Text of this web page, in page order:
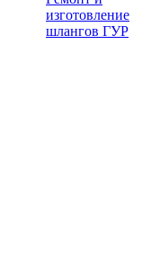
изготовление
шлангов ГУР